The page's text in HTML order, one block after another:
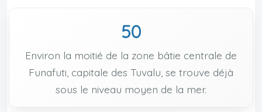
50
Environ la moitié de la zone bâtie centrale de
Funafuti, capitale des Tuvalu, se trouve déjà
sous le niveau moyen de la mer.